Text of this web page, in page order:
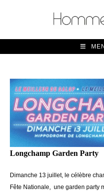
Longchamp Garden Party
Dimanche 13 juillet, le célèbre
Fête Nationale, une garden party